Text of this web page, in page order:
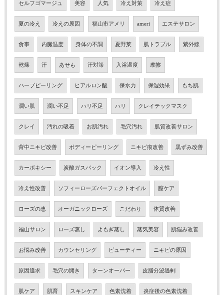
セルフゴマージュ 美容 人気 冷え対策 冷え症
夏の冷え 冷えの原因 福山市アメリ ameri エステサロン
食事 内臓温度 身体の不調 夏野菜 肌トラブル 紫外線
乾燥 汗 あせも 汗対策 入浴温度 摩擦
ハーブピーリング ヒアルロン酸 保水力 保湿効果 もち肌
潤い肌 潤い不足 ハリ不足 ハリ クレイテックマスク
クレイ 汚れの吸着 お肌汚れ 毛穴汚れ 肌質改善サロン
背中ニキビ改善 ボディーピーリング ニキビ痕改善 黒ずみ改善
カーボキシー 炭酸ガスパック イオン導入 冷え性
冷え性改善 ソフィーローズパーフェクトオイル 膣ケア
ローズの恵 オーガニックローズ こだわり 体質改善
福山サロン ローズ蒸し よもぎ蒸し 蒸気美容 肌悩み改善
お悩み改善 カウンセリング ビューティー ニキビの原因
原因追求 毛穴の開き ターンオーバー 皮脂分泌過剰
肌ケア 肌育 スキンケア 色素沈着 炎症後の色素沈着